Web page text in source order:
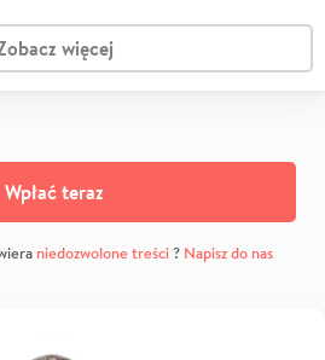
więcej
Wpłać teraz
niedozwolone treści? Napisz do nas